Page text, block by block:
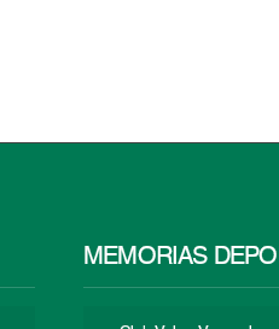
MEMORIAS